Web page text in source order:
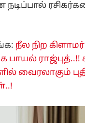
நீல நிற
பாயல் ராஜ்புத்..!!
வைரலாகும்